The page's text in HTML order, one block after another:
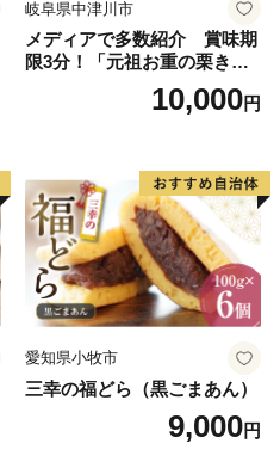
岐阜県中津川市
メディアで多数紹介 賞味期
限3分！「元祖お重の栗きん
とんモンブラン」 【未来の
ご褒美】スイーツ 栗 モンブ
子 菓子 F4N-2298
10,000円
愛知県小牧市
三幸の福どら（黒ごまあん）
9,000円